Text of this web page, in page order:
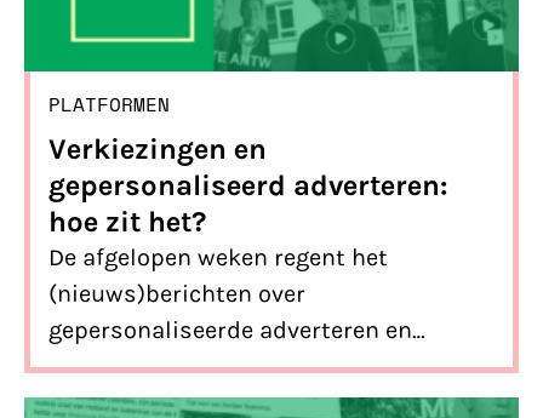
PLATFORMEN
Verkiezingen en
gepersonaliseerd adverteren:
hoe zit het?
De afgelopen weken regent het
(nieuws)berichten over
gepersonaliseerde adverteren en
advertenties van politieke partijen. Er
heerst veel onduidelijkheid over wat er